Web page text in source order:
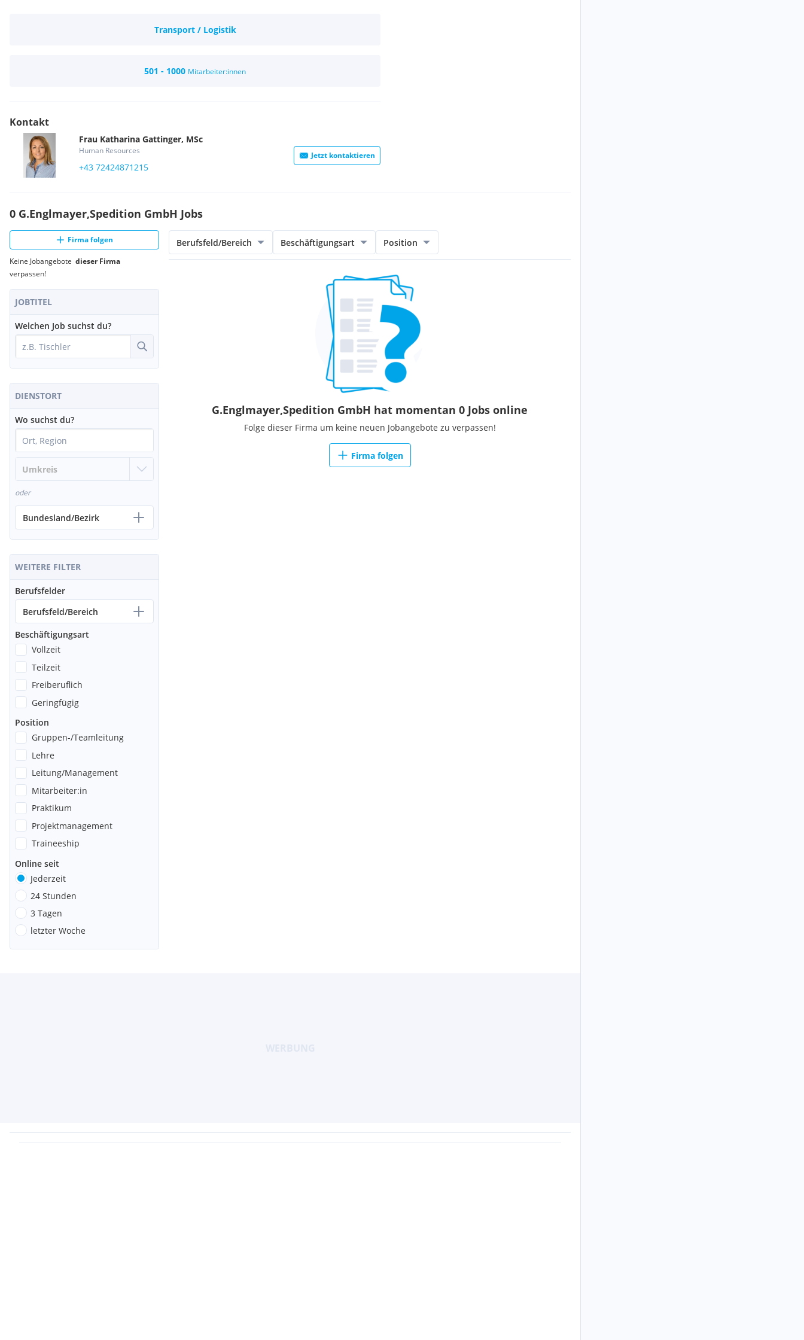
Transport / Logistik
501 - 1000 Mitarbeiter:innen
Kontakt
Frau Katharina Gattinger, MSc
Human Resources
+43 72424871215
Jetzt kontaktieren
0 G.Englmayer,Spedition GmbH Jobs
Firma folgen
Keine Jobangebote dieser Firma
verpassen!
JOBTITEL
Welchen Job suchst du?
DIENSTORT
Wo suchst du?
oder
Bundesland/Bezirk
WEITERE FILTER
Berufsfelder
Berufsfeld/Bereich
Beschäftigungsart
Vollzeit
Teilzeit
Freiberuflich
Geringfügig
Position
Gruppen-/Teamleitung
Lehre
Leitung/Management
Mitarbeiter:in
Praktikum
Projektmanagement
Traineeship
Online seit
Jederzeit
24 Stunden
3 Tagen
letzter Woche
Berufsfeld/Bereich Beschäftigungsart Position
G.Englmayer,Spedition GmbH hat momentan 0 Jobs online
Folge dieser Firma um keine neuen Jobangebote zu verpassen!
Firma folgen